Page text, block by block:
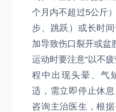
个月内不超过5公斤
步、跳跃）或长时
加导致伤口裂开或盆
运动时要注意“以不
程中出现头晕、气
适，需立即停止休
咨询主治医生，根